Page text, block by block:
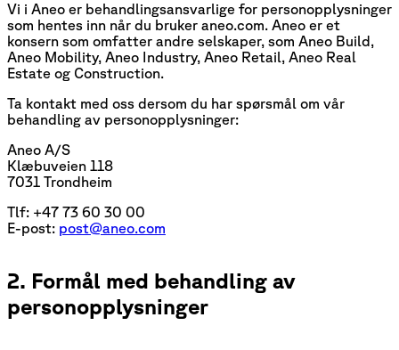
Vi i Aneo er behandlingsansvarlige for personopplysninger
som hentes inn når du bruker aneo.com. Aneo er et
konsern som omfatter andre selskaper, som Aneo Build,
Aneo Mobility, Aneo Industry, Aneo Retail, Aneo Real
Estate og Construction.
Ta kontakt med oss dersom du har spørsmål om vår
behandling av personopplysninger:
Aneo A/S
Klæbuveien 118
7031 Trondheim
Tlf: +47 73 60 30 00
E-post: post@aneo.com
2. Formål med behandling av
personopplysninger